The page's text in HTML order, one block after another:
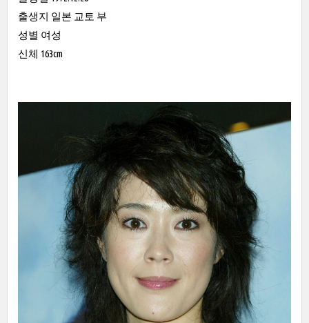
출생지 일본 교토 부
성별 여성
신체 163cm